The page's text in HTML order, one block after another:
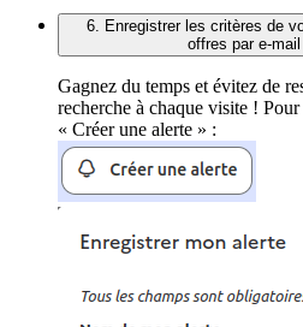
6. Enregistrer les critères de
offres par e-
Gagnez du temps et évitez de
recherche à chaque visite !
« Créer une alerte » :